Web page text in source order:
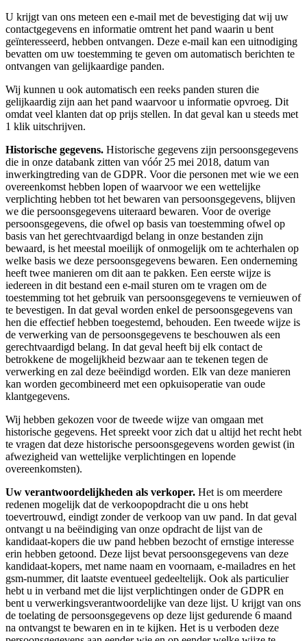
U krijgt van ons meteen een e-mail met de bevestiging dat wij uw
contactgegevens en informatie omtrent het pand waarin u bent
geïnteresseerd, hebben ontvangen. Deze e-mail kan een uitnodiging
bevatten om uw toestemming te geven om automatisch berichten te
ontvangen van gelijkaardige panden.
Wij kunnen u ook automatisch een reeks panden sturen die
gelijkaardig zijn aan het pand waarvoor u informatie opvroeg. Dit
omdat veel klanten dat op prijs stellen. In dat geval kan u steeds met
1 klik uitschrijven.
Historische gegevens. Historische gegevens zijn persoonsgegevens
die in onze databank zitten van vóór 25 mei 2018, datum van
inwerkingtreding van de GDPR. Voor die personen met wie we een
overeenkomst hebben lopen of waarvoor we een wettelijke
verplichting hebben tot het bewaren van persoonsgegevens, blijven
we die persoonsgegevens uiteraard bewaren. Voor de overige
persoonsgegevens, die ofwel op basis van toestemming ofwel op
basis van het gerechtvaardigd belang in onze bestanden zijn
bewaard, is het meestal moeilijk of onmogelijk om te achterhalen op
welke basis we deze persoonsgegevens bewaren. Een onderneming
heeft twee manieren om dit aan te pakken. Een eerste wijze is
iedereen in dit bestand een e-mail sturen om te vragen om de
toestemming tot het gebruik van persoonsgegevens te vernieuwen of
te bevestigen. In dat geval worden enkel de persoonsgegevens van
hen die effectief hebben toegestemd, behouden. Een tweede wijze is
de verwerking van de persoonsgegevens te beschouwen als een
gerechtvaardigd belang. In dat geval heeft bij elk contact de
betrokkene de mogelijkheid bezwaar aan te tekenen tegen de
verwerking en zal deze beëindigd worden. Elk van deze manieren
kan worden gecombineerd met een opkuisoperatie van oude
klantgegevens.
Wij hebben gekozen voor de tweede wijze van omgaan met
historische gegevens. Het spreekt voor zich dat u altijd het recht hebt
te vragen dat deze historische persoonsgegevens worden gewist (in
afwezigheid van wettelijke verplichtingen en lopende
overeenkomsten).
Uw verantwoordelijkheden als verkoper. Het is om meerdere
redenen mogelijk dat de verkoopopdracht die u ons hebt
toevertrouwd, eindigt zonder de verkoop van uw pand. In dat geval
ontvangt u na beëindiging van onze opdracht de lijst van de
kandidaat-kopers die uw pand hebben bezocht of ernstige interesse
erin hebben getoond. Deze lijst bevat persoonsgegevens van deze
kandidaat-kopers, met name naam en voornaam, e-mailadres en het
gsm-nummer, dit laatste eventueel gedeeltelijk. Ook als particulier
hebt u in verband met die lijst verplichtingen onder de GDPR en
bent u verwerkingsverantwoordelijke van deze lijst. U krijgt van ons
de toelating de persoonsgegevens op deze lijst gedurende 6 maand
na ontvangst te bewaren en in te kijken. Het is u verboden deze